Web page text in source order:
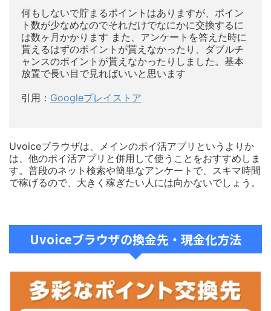
何もしないで貯まるポイントはありますが、ポイン
ト数が少なめなのでそれだけでなにかに交換するに
は数ヶ月かかります また、アンケートを答えた時に
貰えるはずのポイントが貰えなかったり、ダブルチ
ャンスのポイントが貰えなかったりしました。基本
放置で長い目で見ればいいと思います
引用： Googleプレイストア
Uvoiceブラウザは、メインのポイ活アプリというよりか
は、他のポイ活アプリと併用して使うことをおすすめしま
す。普段のネット検索や簡単なアンケートで、スキマ時間
で稼げるので、大きく稼ぎたい人には向かないでしょう。
Uvoiceブラウザの換金先・現金化方法